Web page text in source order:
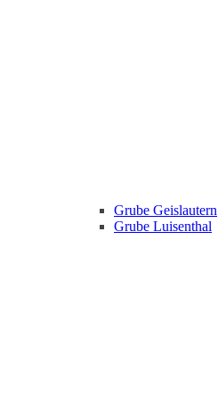
Grube Geislautern
Grube Luisenthal